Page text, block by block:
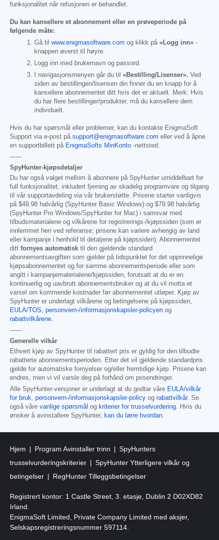
funksjonalitet når refusjonen er behandlet.
Du kan kansellere et abonnement eller en prøveperiode på
følgende måte:
Gå til www.enigmasoftware.com og klikk på «Logg inn» -
knappen øverst til høyre.
Logg inn med brukernavn og passord.
I navigasjonsmenyen går du til «Bestilling/Lisenser». Ved
siden av bestillingen/lisensen din finner du en knapp for å
kansellere abonnementet ditt hvis det er aktuelt. Merk: Hvis
du har flere bestillinger/produkter, må du kansellere dem
individuelt.
Hvis du har spørsmål eller problemer, kan du kontakte EnigmaSoft
Support via e-post på support@enigmasoftware.com eller ved å åpne
en supportbillett på EnigmaSofts MinKonto -nettsted.
------
SpyHunter-kjøpsdetaljer
Du har også valget mellom å abonnere på SpyHunter umiddelbart for
full funksjonalitet, inkludert fjerning av skadelig programvare og tilgang
til vår supportavdeling via vår brukerstøtte. Prisene starter vanligvis
på $49.98 halvårlig (SpyHunter Basic Windows) og $79.98 halvårlig
(SpyHunter Pro Windows/SpyHunter for Mac) i samsvar med
tilbudsmaterialene og vilkårene for registrerings-/kjøpssiden (som er
innlemmet heri ved referanse; prisene kan variere avhengig av land
eller kampanje i henhold til detaljene på kjøpssiden). Abonnementet
ditt fornyes automatisk til den gjeldende standard
abonnementsavgiften som gjelder på tidspunktet for det opprinnelige
kjøpsabonnementet og for samme abonnementsperiode eller som
angitt i kampanjematerialene/kjøpssiden, forutsatt at du er en
kontinuerlig og uavbrutt abonnementsbruker og at du vil motta et
varsel om kommende kostnader før abonnementet utløper. Kjøp av
SpyHunter er underlagt vilkårene og betingelsene på kjøpssiden,
EULA/TOS, personvern-/informasjonskapsler-policyen og
rabattvilkårene.
------
Generelle vilkår
Ethvert kjøp av SpyHunter til rabattert pris er gyldig for den tilbudte
rabatterte abonnementsperioden. Etter det vil gjeldende standardpris
gjelde for automatiske fornyelser og/eller fremtidige kjøp. Prisene kan
endres, men vi vil varsle deg på forhånd om prisendringer.
Alle SpyHunter-versjoner er underlagt at du godtar våre EULA/vilkår
for bruk, personvern-/informasjonskapsler-policy og rabattvilkår. Se
også våre vanlige spørsmål og kriterier for trusselvurdering. Hvis du
ønsker å avinstallere SpyHunter, kan du lære hvordan.
Hjem Program Avinstaller trinn
SpyHunters
trusselvurderingskriterier
SpyHunter Ytterligere vilkår og
betingelser
RegHunter Tilleggsbetingelser
Registrert kontor: 1 Castle Street, 3. etasje, Dublin 2 D02XD82
Irland.
EnigmaSoft Limited, Private Company Limited med aksjer,
Selskapsregistreringsnummer 597114.